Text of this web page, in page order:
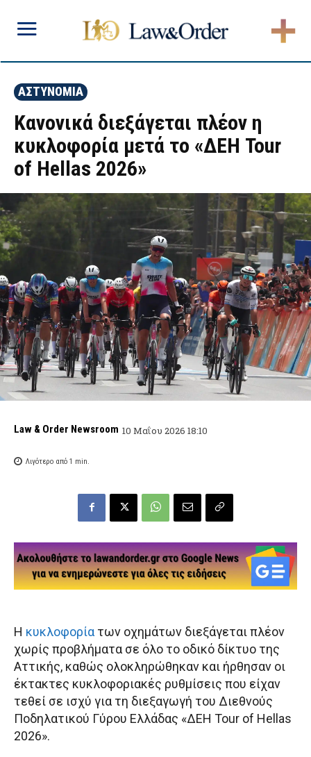
ΑΣΤΥΝΟΜΙΑ
Κανονικά διεξάγεται πλέον η
κυκλοφορία μετά το «ΔΕΗ Tour
of Hellas 2026»
Law & Order Newsroom 10 Μαΐου 2026 18:10
Λιγότερο από 1 min.
Η κυκλοφορίατων οχημάτων διεξάγεται πλέον
χωρίς προβλήματα σε όλο το οδικό δίκτυο της
Αττικής, καθώς ολοκληρώθηκαν και ήρθησαν οι
έκτακτες κυκλοφοριακές ρυθμίσεις που είχαν
τεθεί σε ισχύ για τη διεξαγωγή του Διεθνούς
Ποδηλατικού Γύρου Ελλάδας «ΔΕΗ Tour of Hellas
2026».